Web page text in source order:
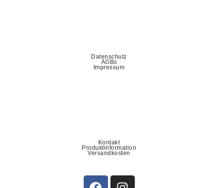
Datenschutz
AGBs
Impressum
Kontakt
Produktinformation
Versandkosten